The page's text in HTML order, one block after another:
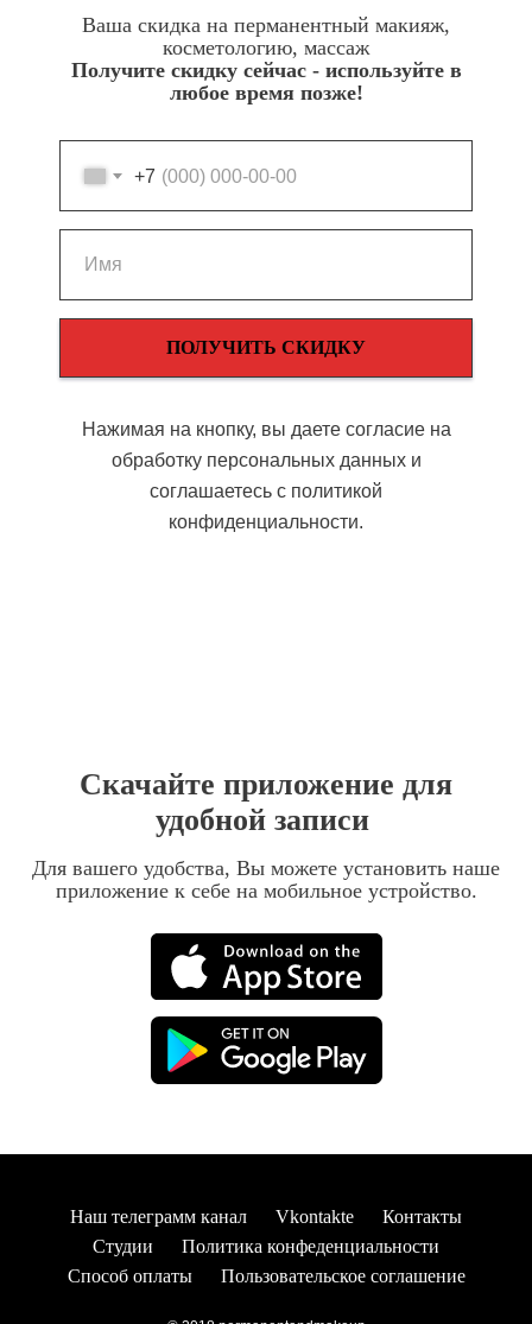
Ваша скидка на перманентный макияж,
косметологию, массаж
Получите скидку сейчас - используйте в
любое время позже!
+7
ПОЛУЧИТЬ СКИДКУ
Нажимая на кнопку, вы даете согласие на
обработку персональных данных и
соглашаетесь c политикой
конфиденциальности.
Скачайте приложение для
удобной записи
Для вашего удобства, Вы можете установить наше
приложение к себе на мобильное устройство.
Наш телеграмм канал Vkontakte
Контакты
Студии
Политика конфеденциальности
Способ оплаты
Пользовательское соглашение